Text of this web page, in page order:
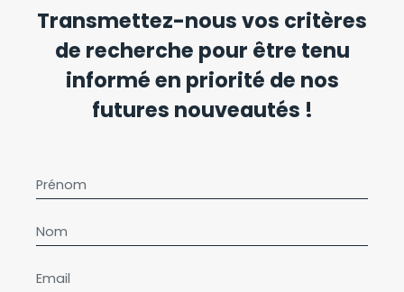
Transmettez-nous vos critères
de recherche pour être tenu
informé en priorité de nos
futures nouveautés !
Prénom
Nom
Email